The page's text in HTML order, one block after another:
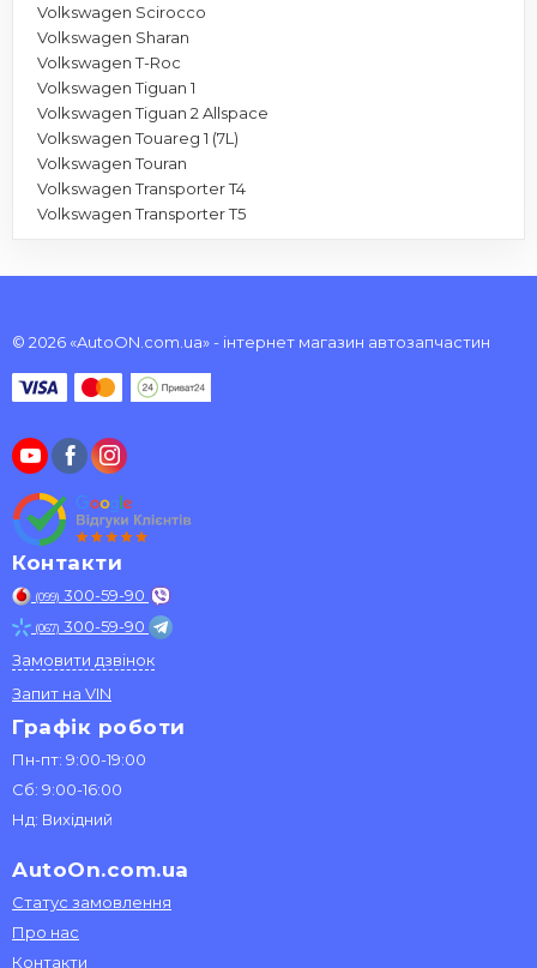
Volkswagen Scirocco
Volkswagen Sharan
Volkswagen T-Roc
Volkswagen Tiguan 1
Volkswagen Tiguan 2 Allspace
Volkswagen Touareg 1 (7L)
Volkswagen Touran
Volkswagen Transporter T4
Volkswagen Transporter T5
© 2026 «AutoON.com.ua» - інтернет магазин автозапчастин
Контакти
(099) 300-59-90
(067) 300-59-90
Замовити дзвінок
Запит на VIN
Графік роботи
Пн-пт: 9:00-19:00
Сб: 9:00-16:00
Нд: Вихідний
AutoOn.com.ua
Статус замовлення
Про нас
Контакти